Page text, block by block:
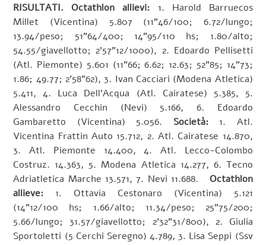
RISULTATI. Octathlon allievi: 1. Harold Barruecos
Millet (Vicentina) 5.807 (11”46/100; 6.72/lungo;
13.94/peso; 51”64/400; 14”95/110 hs; 1.80/alto;
54.55/giavellotto; 2’57”12/1000), 2. Edoardo Pellisetti
(Atl. Piemonte) 5.601 (11”66; 6.62; 12.63; 52”85; 14”73;
1.86; 49.77; 2’58”62), 3. Ivan Cacciari (Modena Atletica)
5.411, 4. Luca Dell’Acqua (Atl. Cairatese) 5.385, 5.
Alessandro Cecchin (Nevi) 5.166, 6. Edoardo
Gambaretto (Vicentina) 5.056. Società:1. Atl.
Vicentina Frattin Auto 15.712, 2. Atl. Cairatese 14.870,
3. Atl. Piemonte 14.400, 4. Atl. Lecco-Colombo
Costruz. 14.363, 5. Modena Atletica 14.277, 6. Tecno
Adriatletica Marche 13.571, 7. Nevi 11.688. Octathlon
allieve: 1. Ottavia Cestonaro (Vicentina) 5.121
(14”12/100 hs; 1.66/alto; 11.34/peso; 25”75/200;
5.66/lungo; 31.57/giavellotto; 2’32”31/800), 2. Giulia
Sportoletti (5 Cerchi Seregno) 4.789, 3. Lisa Seppi (Ssv